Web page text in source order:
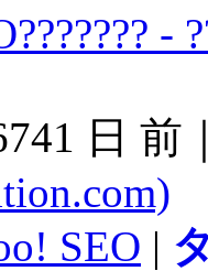
-
日 前
SEO |